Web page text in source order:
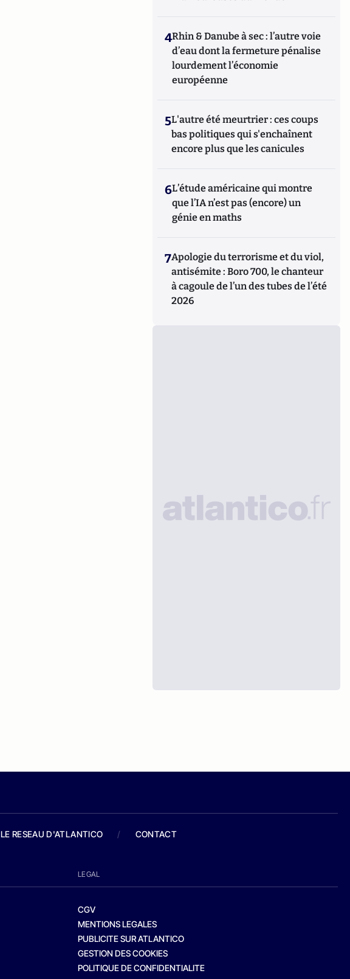
4Rhin & Danube à sec : l’autre voie
d’eau dont la fermeture pénalise
lourdement l’économie
européenne
5L'autre été meurtrier : ces coups
bas politiques qui s'enchaînent
encore plus que les canicules
6L’étude américaine qui montre
que l’IA n’est pas (encore) un
génie en maths
7Apologie du terrorisme et du viol,
antisémite : Boro 700, le chanteur
à cagoule de l’un des tubes de l’été
2026
LE RESEAU D'ATLANTICO / CONTACT
LEGAL
CGV
MENTIONS LEGALES
PUBLICITE SUR ATLANTICO
GESTION DES COOKIES
POLITIQUE DE CONFIDENTIALITE